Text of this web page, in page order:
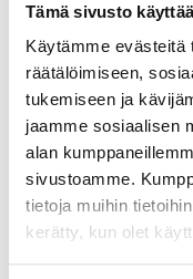
Tämä sivusto
Käytämme evästeitä
räätälöimiseen,
tukemiseen ja
jaamme sosiaalisen
alan
sivustoamme.
tietoja muihin
kerätty, kun olet